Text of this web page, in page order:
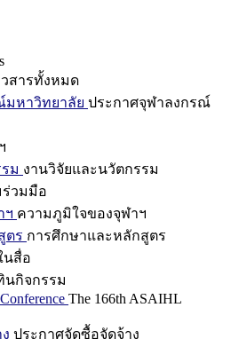
สารทั้งหมด
มหาวิทยาลัย ประกาศจุฬาลงกรณ์
ม งานวิจัยและนวัตกรรม
วมมือ
ฯ ความภูมิใจของจุฬาฯ
ตร การศึกษาและหลักสูตร
นสื่อ
นกิจกรรม
The 166th ASAIHL
ประกาศจัดซื้อจัดจ้าง